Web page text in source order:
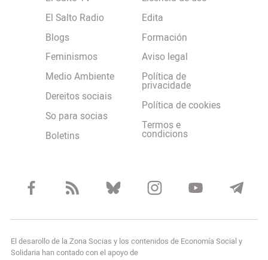
El Salto Radio
Blogs
Feminismos
Medio Ambiente
Dereitos sociais
So para socias
Boletins
Edita
Formación
Aviso legal
Política de
privacidade
Política de cookies
Termos e
condicions
El desarollo de la Zona Socias y los contenidos de Economía Social y
Solidaria han contado con el apoyo de